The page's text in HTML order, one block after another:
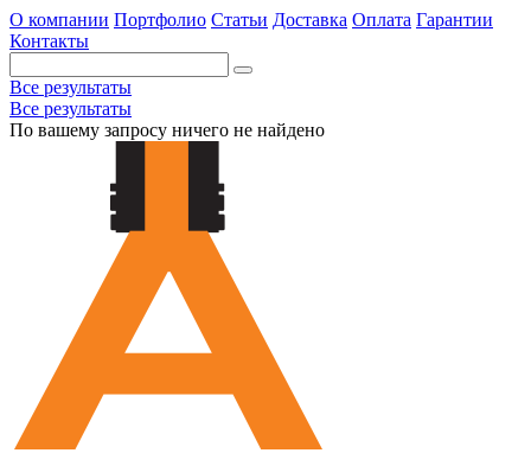
О компании Портфолио Статьи Доставка Оплата Гарантии
Контакты
Все результаты
Все результаты
По вашему запросу ничего не найдено